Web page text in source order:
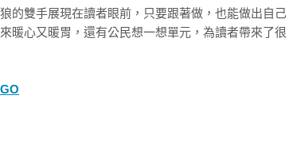
、瑪莎拉燉雞、柳橙戚風海綿蛋糕
雙手展現在讀者眼前，只要跟著做，也能做出自己
暖心又暖胃，還有公民想一想單元，為讀者帶來了很
GO